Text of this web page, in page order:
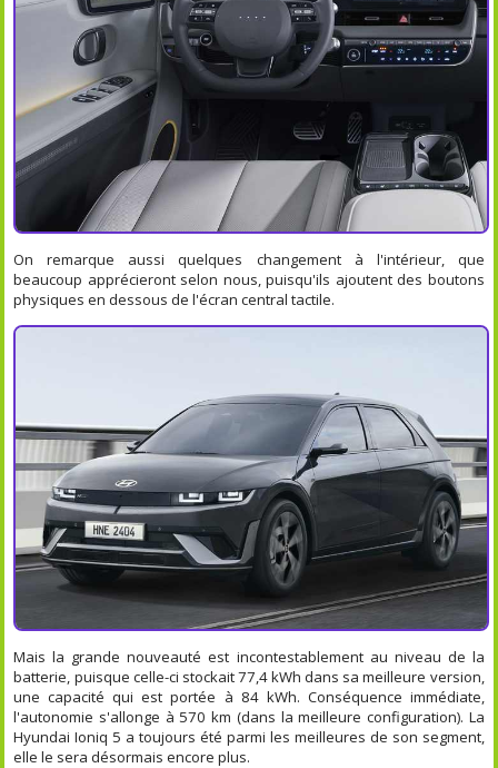
On remarque aussi quelques changement à l'intérieur, que
beaucoup apprécieront selon nous, puisqu'ils ajoutent des boutons
physiques en dessous de l'écran central tactile.
Mais la grande nouveauté est incontestablement au niveau de la
batterie, puisque celle-ci stockait 77,4 kWh dans sa meilleure version,
une capacité qui est portée à 84 kWh. Conséquence immédiate,
l'autonomie s'allonge à 570 km (dans la meilleure configuration). La
Hyundai Ioniq 5 a toujours été parmi les meilleures de son segment,
elle le sera désormais encore plus.